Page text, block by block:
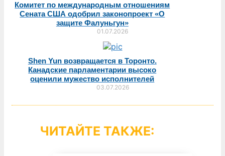
Комитет по международным отношениям
Сената США одобрил законопроект «О
защите Фалуньгун»
01.07.2026
Shen Yun возвращается в Торонто.
Канадские парламентарии высоко
оценили мужество исполнителей
03.07.2026
ЧИТАЙТЕ ТАКЖЕ: